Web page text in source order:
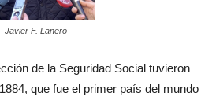
Javier F. Lanero
de la Seguridad Social tuvieron
que fue el primer país del mundo